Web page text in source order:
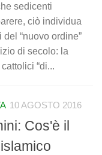
sedicenti
ciò individua
“nuovo ordine”
di secolo: la
“di...
10 AGOSTO 2016
Cos'è il